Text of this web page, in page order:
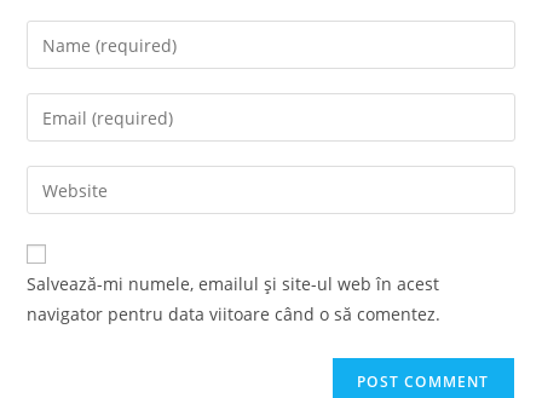
Enter
your
name
comment
Enter
your
email
address
comment
Enter
your
website
URL
Salvează-mi numele, emailul și site-ul web în acest
navigator pentru data viitoare când o să comentez.